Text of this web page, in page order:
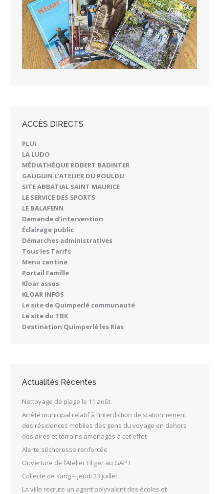
ACCÈS DIRECTS
PLUi
LA LUDO
MÉDIATHÈQUE ROBERT BADINTER
GAUGUIN L’ATELIER DU POULDU
SITE ABBATIAL SAINT MAURICE
LE SERVICE DES SPORTS
LE BALAFENN
Demande d’intervention
Éclairage public
Démarches administratives
Tous les Tarifs
Menu cantine
Portail Famille
Kloar assos
KLOAR INFOS
Le site de Quimperlé communauté
Le site du TBK
Destination Quimperlé les Rias
Actualités Récentes
Nettoyage de plage le 11 août
Arrêté municipal relatif à l’interdiction de stationnement
des résidences mobiles des gens du voyage en dehors
des aires et terrains aménagés à cet effet
Alerte sécheresse renforcée
Ouverture de l’Atelier Filiger au GAP !
Collecte de sang – jeudi 23 juillet
La ville recrute un agent polyvalent des écoles et